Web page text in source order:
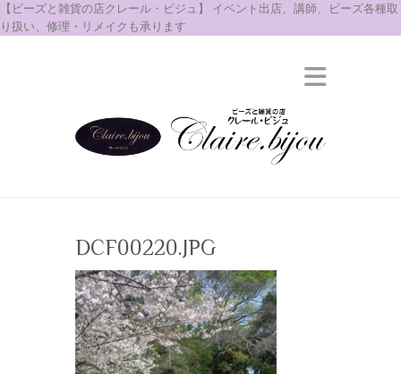
【ビーズと雑貨の店クレール・ビジュ】 イベント出店、講師、ビーズ各種取
り扱い、修理・リメイクも承ります
DCF00220.JPG